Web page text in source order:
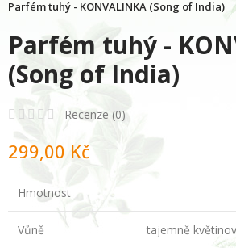
Parfém tuhý - KONVALINKA (Song of India)
Parfém tuhý -
(Song of India)
Recenze (0)
299,00 Kč
Hmotnost
Vůně
tajemně